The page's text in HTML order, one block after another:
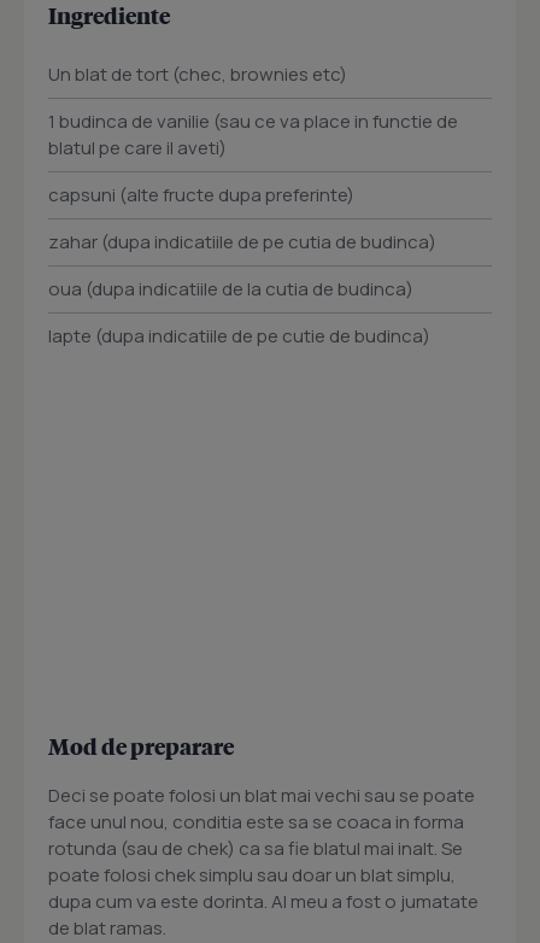
Ingrediente
Un blat de tort (chec, brownies etc)
1 budinca de vanilie (sau ce va place in functie de
blatul pe care il aveti)
capsuni (alte fructe dupa preferinte)
zahar (dupa indicatiile de pe cutia de budinca)
oua (dupa indicatiile de la cutia de budinca)
lapte (dupa indicatiile de pe cutie de budinca)
Mod de preparare
Deci se poate folosi un blat mai vechi sau se poate
face unul nou, conditia este sa se coaca in forma
rotunda (sau de chek) ca sa fie blatul mai inalt. Se
poate folosi chek simplu sau doar un blat simplu,
dupa cum va este dorinta. Al meu a fost o jumatate
de blat ramas.